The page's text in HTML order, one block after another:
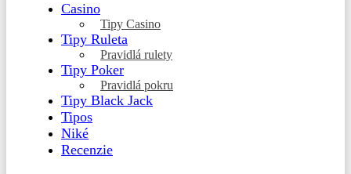
Casino
Tipy Casino
Tipy Ruleta
Pravidlá rulety
Tipy Poker
Pravidlá pokru
Tipy Black Jack
Tipos
Niké
Recenzie